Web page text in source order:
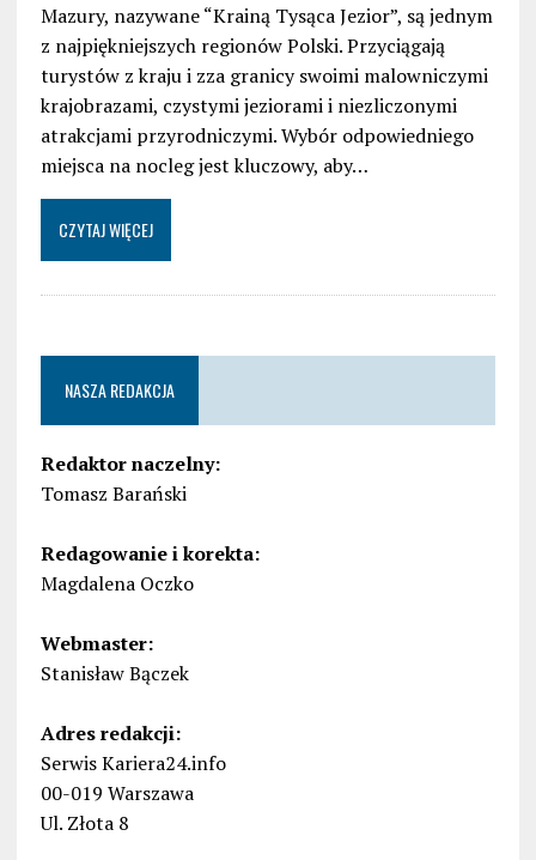
Mazury, nazywane “Krainą Tysąca Jezior”, są jednym
z najpiękniejszych regionów Polski. Przyciągają
turystów z kraju i zza granicy swoimi malowniczymi
krajobrazami, czystymi jeziorami i niezliczonymi
atrakcjami przyrodniczymi. Wybór odpowiedniego
miejsca na nocleg jest kluczowy, aby…
CZYTAJ WIĘCEJ
NASZA REDAKCJA
Redaktor naczelny:
Tomasz Barański
Redagowanie i korekta:
Magdalena Oczko
Webmaster:
Stanisław Bączek
Adres redakcji:
Serwis Kariera24.info
00-019 Warszawa
Ul. Złota 8